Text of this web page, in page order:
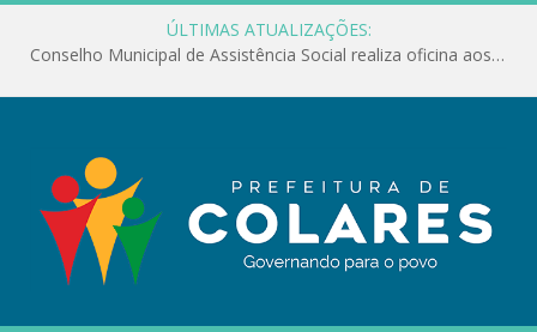
ÚLTIMAS ATUALIZAÇÕES:
Conselho Municipal de Assistência Social realiza oficina aos servidores